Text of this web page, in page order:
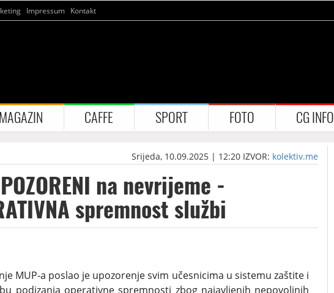
Impressum Kontakt
MAGAZIN CAFFE SPORT FOTO CG INFO
Srijeda, 10.09.2025 | 12:20 IZVOR: kolektiv.me
na nevrijeme -
spremnost službi
MUP-a poslao je upozorenje svim učesnicima u sistemu zaštite i
podizanja operativne spremnosti zbog najavljenih nepovoljnih